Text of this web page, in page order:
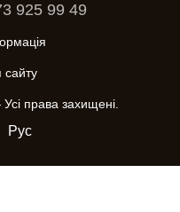
925 99 49
сайту
права захищені.
Рус